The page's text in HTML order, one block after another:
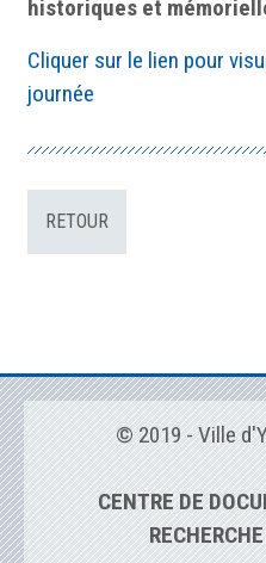
historiques et
Cliquer sur le lien pour
journée
RETOUR
© 2019 - Ville
CENTRE DE